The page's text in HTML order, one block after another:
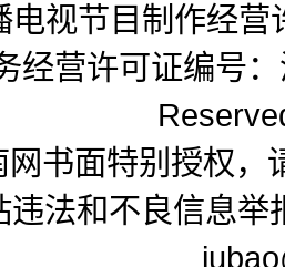
电视节目制作经
经营许可证编号
网书面特别授权，
违法和不良信息